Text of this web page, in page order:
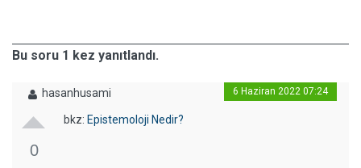
Bu soru 1 kez yanıtlandı.
hasanhusami 6 Haziran 2022 07:24
0
bkz: Epistemoloji Nedir?